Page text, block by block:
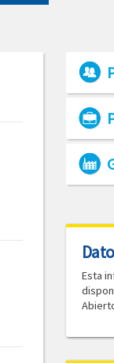
Esta